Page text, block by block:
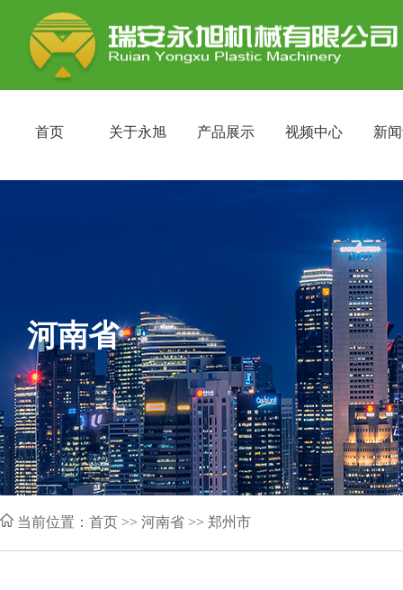
首页 关于永旭 产品展示 视频中心 新
河南省
当前位置： 首页 >> 河南省 >> 郑州市